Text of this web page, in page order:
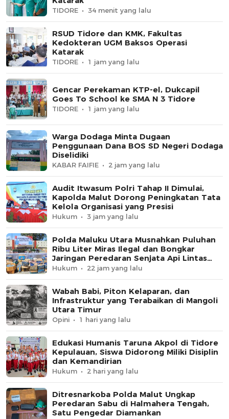
TIDORE 34 menit yang lalu
RSUD Tidore dan KMK, Fakultas
Kedokteran UGM Baksos Operasi
Katarak
TIDORE 1 jam yang lalu
Gencar Perekaman KTP-el, Dukcapil
Goes To School ke SMA N 3 Tidore
TIDORE 1 jam yang lalu
Warga Dodaga Minta Dugaan
Penggunaan Dana BOS SD Negeri Dodaga
Diselidiki
KABAR FAIFIE 2 jam yang lalu
Audit Itwasum Polri Tahap II Dimulai,
Kapolda Malut Dorong Peningkatan Tata
Kelola Organisasi yang Presisi
Hukum 3 jam yang lalu
Polda Maluku Utara Musnahkan Puluhan
Ribu Liter Miras Ilegal dan Bongkar
Jaringan Peredaran Senjata Api Lintas
Negara
Hukum 22 jam yang lalu
Wabah Babi, Piton Kelaparan, dan
Infrastruktur yang Terabaikan di Mangoli
Utara Timur
Opini 1 hari yang lalu
Edukasi Humanis Taruna Akpol di Tidore
Kepulauan, Siswa Didorong Miliki Disiplin
dan Kemandirian
Hukum 2 hari yang lalu
Ditresnarkoba Polda Malut Ungkap
Peredaran Sabu di Halmahera Tengah,
Satu Pengedar Diamankan